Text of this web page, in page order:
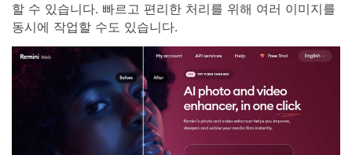
할 수 있습니다. 빠르고 편리한 처리를 위해 여러 이미지를
동시에 작업할 수도 있습니다.